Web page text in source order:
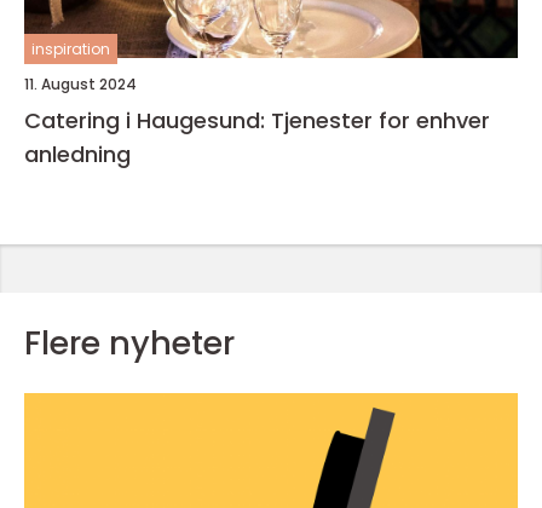
inspiration
11. August 2024
Catering i Haugesund: Tjenester for enhver
anledning
Flere nyheter